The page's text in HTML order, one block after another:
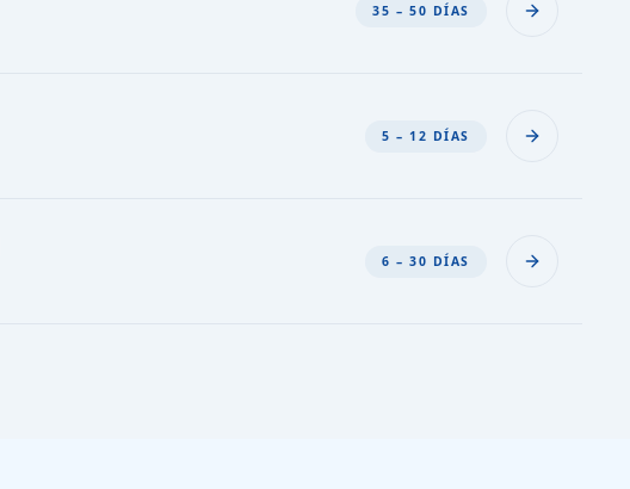
35 – 50 DÍAS
5 – 12 DÍAS
6 – 30 DÍAS